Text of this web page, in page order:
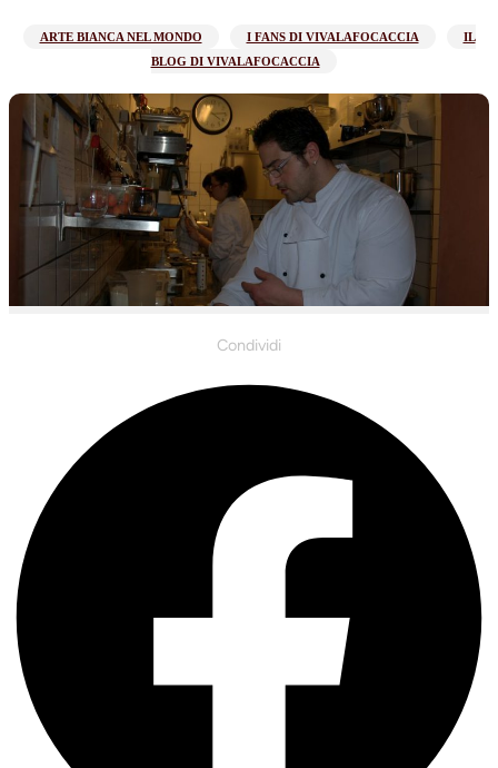
ARTE BIANCA NEL MONDO I FANS DI VIVALAFOCACCIA
IL
BLOG DI VIVALAFOCACCIA
Condividi